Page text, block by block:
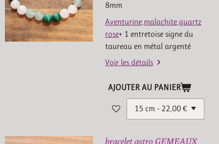
8mm
Aventurine,malachite,quartz
rose+ 1 entretoise signe du
taureau en métal argenté
Voir les détails
AJOUTER AU PANIER
bracelet astro GEMEAUX